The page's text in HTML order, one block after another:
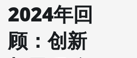
2024年回
顾：创新